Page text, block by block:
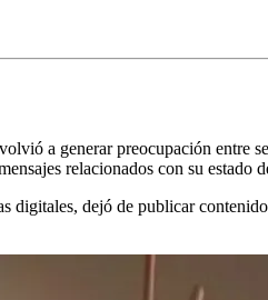
a generar preocupación entre
relacionados con su estado
dejó de publicar